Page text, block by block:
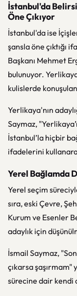
İstanbul'da
Öne Çıkıyor
İstanbul'da ise
şansla öne çıktığı
Başkanı Mehmet
bulunuyor.
kulislerde
Yerlikaya'nın
Saymaz,
İstanbul’la hiçbir
ifadelerini
Yerel Bağlamda
Yerel seçim
sıra, eski Çevre,
Kurum ve Esenler
adaylık için
İsmail Saymaz,
çıkarsa şaşırmam"
sürecine dair kendi